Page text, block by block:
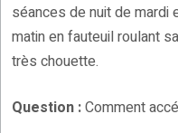
séances de nuit de mardi
matin en fauteuil roulant
très chouette.
Question :Comment